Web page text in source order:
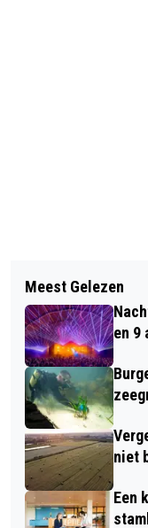
Meest Gelezen
en 9
niet
Een